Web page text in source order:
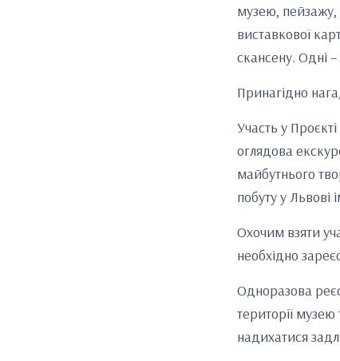
музею, пейзажу,
виставкової
скансену. Одні
Принагідно
Участь у
оглядова
майбутнього
побуту у
Охочим взяти
необхідно
Одноразова
території
надихатися